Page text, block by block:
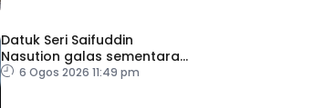
Datuk Seri Saifuddin
Nasution galas sementara
tugas Timbalan Presiden
6 Ogos 2026 11:49 pm